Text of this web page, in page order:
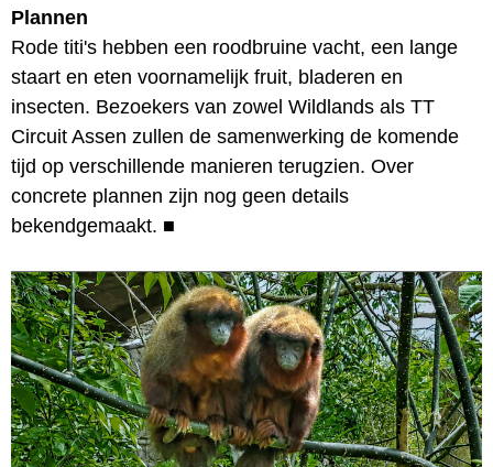
Plannen
Rode titi's hebben een roodbruine vacht, een lange
staart en eten voornamelijk fruit, bladeren en
insecten. Bezoekers van zowel Wildlands als TT
Circuit Assen zullen de samenwerking de komende
tijd op verschillende manieren terugzien. Over
concrete plannen zijn nog geen details
bekendgemaakt. ■